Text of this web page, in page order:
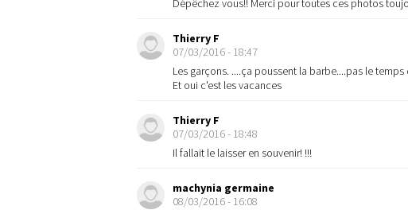
Dépêchez vous!! Merci pour toutes ces photos
Thierry F
07/03/2016 - 18:47
Les garçons. ....ça poussent la barbe....pas le temps
Et oui c'est les vacances
Thierry F
07/03/2016 - 18:48
Il fallait le laisser en souvenir! !!!
machynia germaine
08/03/2016 - 16:08